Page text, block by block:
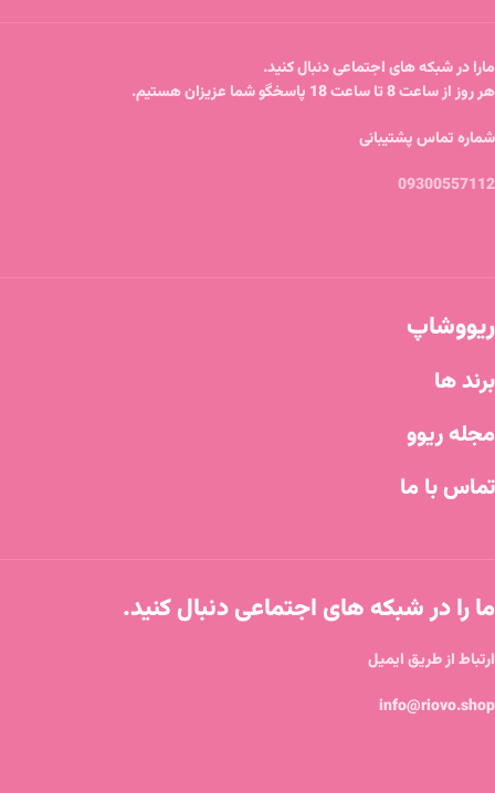
مارا در شبکه های اجتماعی دنبال کنید.
هر روز از ساعت 8 تا ساعت 18 پاسخگو شما عزیزان هستیم.
شماره تماس پشتیبانی
09300557112
ریووشاپ
برند ها
مجله ریوو
تماس با ما
ما را در شبکه های اجتماعی دنبال کنید.
ارتباط از طریق ایمیل
info@riovo.shop